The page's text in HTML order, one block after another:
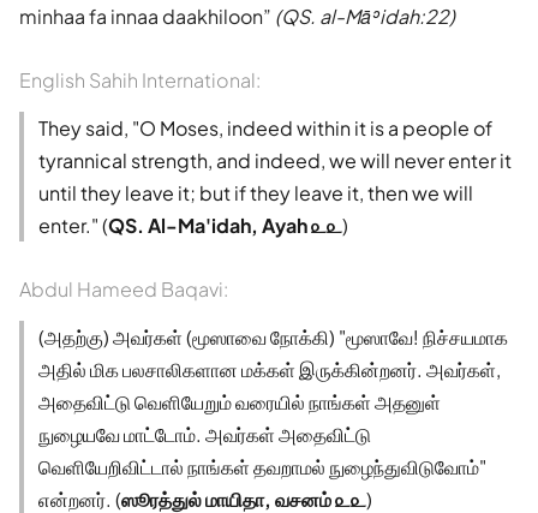
minhaa fa innaa daakhiloon (QS. al-Māʾidah:22)
English Sahih International:
They said, "O Moses, indeed within it is a people of
tyrannical strength, and indeed, we will never enter it
until they leave it; but if they leave it, then we will
enter." (QS. Al-Ma'idah, Ayah ௨௨)
Abdul Hameed Baqavi:
(அதற்கு) அவர்கள் (மூஸாவை நோக்கி) "மூஸாவே! நிச்சயமாக
அதில் மிக பலசாலிகளான மக்கள் இருக்கின்றனர். அவர்கள்,
அதைவிட்டு வெளியேறும் வரையில் நாங்கள் அதனுள்
நுழையவே மாட்டோம். அவர்கள் அதைவிட்டு
வெளியேறிவிட்டால் நாங்கள் தவறாமல் நுழைந்துவிடுவோம்"
என்றனர். (ஸூரத்துல் மாயிதா, வசனம் ௨௨)